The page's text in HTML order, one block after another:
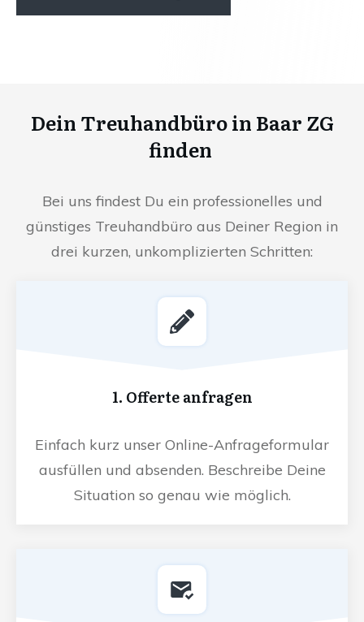
Dein Treuhandbüro in Baar ZG
finden
Bei uns findest Du ein professionelles und
günstiges Treuhandbüro aus Deiner Region in
drei kurzen, unkomplizierten Schritten:
1. Offerte anfragen
Einfach kurz unser Online-Anfrageformular
ausfüllen und absenden. Beschreibe Deine
Situation so genau wie möglich.